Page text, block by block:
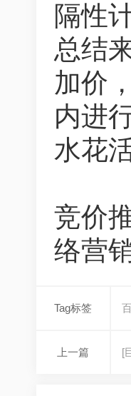
隔性
总结
加价
内进
水花
竞价
络营
Tag标签
上一篇 [